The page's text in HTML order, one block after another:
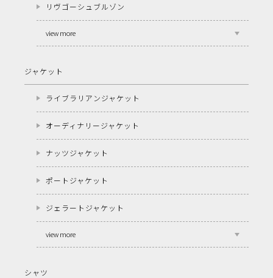
リヴゴーシュブルゾン
view more
ジャケット
ライブラリアンジャケット
オーディナリージャケット
ナッツジャケット
ポートジャケット
ジェラートジャケット
view more
シャツ